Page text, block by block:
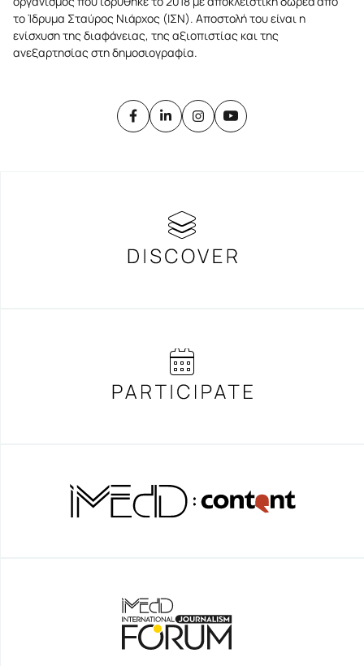
το Ίδρυμα Σταύρος Νιάρχος (ΙΣΝ). Αποστολή του είναι η
ενίσχυση της διαφάνειας, της αξιοπιστίας και της
ανεξαρτησίας στη δημοσιογραφία.